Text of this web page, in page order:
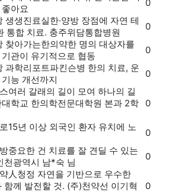
아요
0
생생진료실한·양방 장점에 자연 테
통합 치료. 충주위담통합병원
0
찾아가는한의약한 명의 대상자를
관이 유기적으로 협동
0
과학리포트파킨슨병 한의 치료, 운
능 개선까지
0
여러 갈래의 길이 모여 하나의 길
학교 한의학전문대학원 본과 2학
0
15년 이상 외국인 환자 유치에 노
0
중요한 건 치료를 잘 견딜 수 있는
천광역시 남*숙 님
0
人청정 자연을 기반으로 우수한
함께 발전할 것. (주)천약선 이기혁
0